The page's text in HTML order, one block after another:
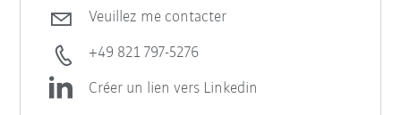
Veuillez me contacter
+49 821 797-5276
Créer un lien vers Linkedin